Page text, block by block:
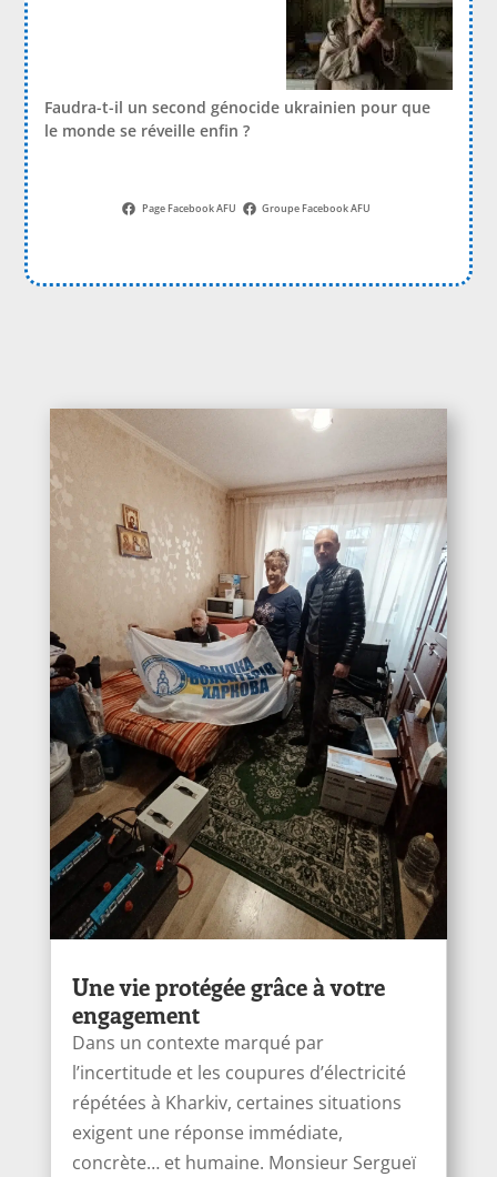
Faudra-t-il un second génocide ukrainien pour que
le monde se réveille enfin ?
Page Facebook AFU Groupe Facebook AFU
Une vie protégée grâce à votre
engagement
Dans un contexte marqué par
l’incertitude et les coupures d’électricité
répétées à Kharkiv, certaines situations
exigent une réponse immédiate,
concrète… et humaine. Monsieur Sergueï